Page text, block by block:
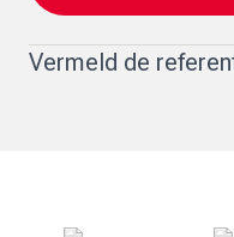
Vermeld de